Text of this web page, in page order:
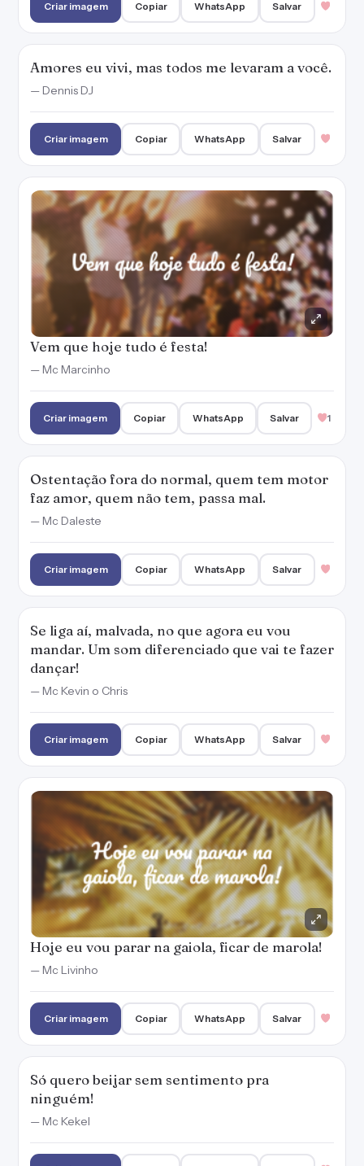
Criar imagem Copiar WhatsApp Salvar
Amores eu vivi, mas todos me levaram a você.
— Dennis DJ
Criar imagem Copiar WhatsApp Salvar
Vem que hoje tudo é festa!
— Mc Marcinho
Criar imagem Copiar WhatsApp Salvar 1
Ostentação fora do normal, quem tem motor
faz amor, quem não tem, passa mal.
— Mc Daleste
Criar imagem Copiar WhatsApp Salvar
Se liga aí, malvada, no que agora eu vou
mandar. Um som diferenciado que vai te fazer
dançar!
— Mc Kevin o Chris
Criar imagem Copiar WhatsApp Salvar
Hoje eu vou parar na gaiola, ficar de marola!
— Mc Livinho
Criar imagem Copiar WhatsApp Salvar
Só quero beijar sem sentimento pra
ninguém!
— Mc Kekel